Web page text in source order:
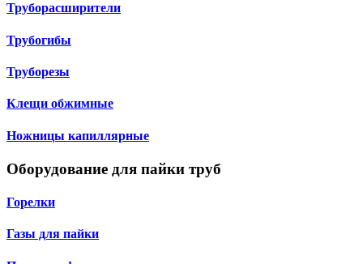
Труборасширители
Трубогибы
Труборезы
Клещи обжимные
Ножницы капиллярные
Оборудование для пайки труб
Горелки
Газы для пайки